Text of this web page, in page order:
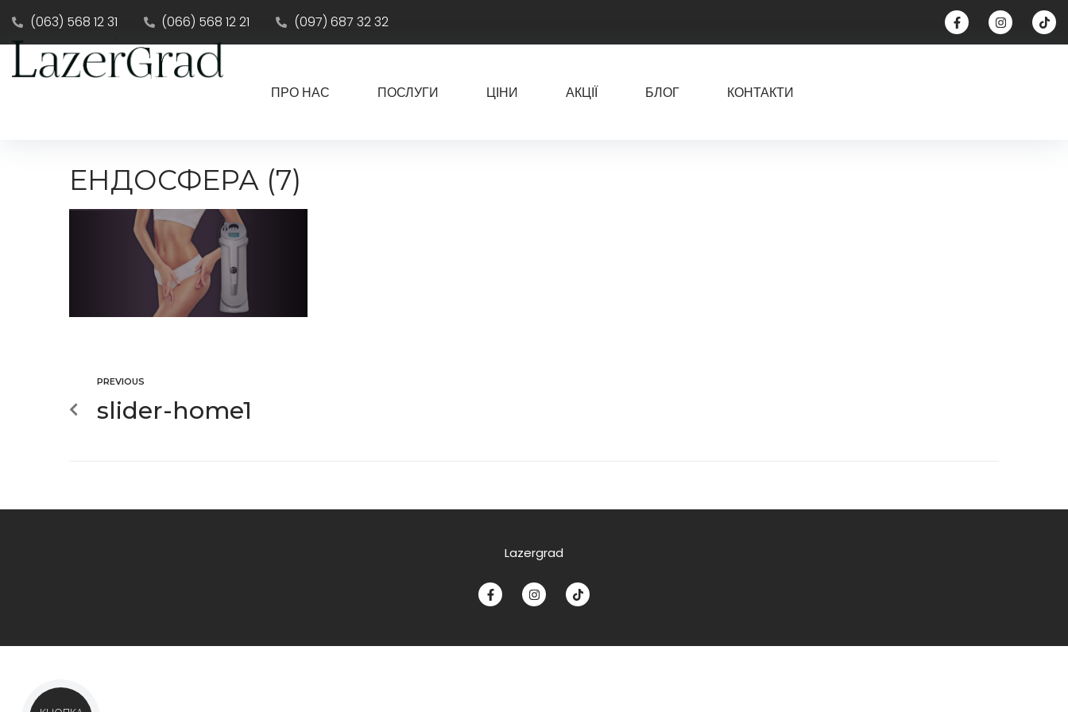
(063) 568 12 31 (066) 568 12 21 (097) 687 32 32
ПРО НАС ПОСЛУГИ ЦІНИ АКЦІЇ БЛОГ КОНТАКТИ
ЕНДОСФЕРА (7)
PREVIOUS
slider-home1
Lazergrad